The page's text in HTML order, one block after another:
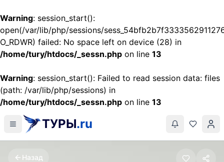
Warning: session_start():
open(/var/lib/php/sessions/
O_RDWR) failed: No space left on device (28) in
/home/tury/htdocs/_sessn.php on line 13
Warning: session_start(): Failed to read session data: files
(path: /var/lib/php/sessions) in
/home/tury/htdocs/_sessn.php on line 13
ТУРЫ.ru
Назад